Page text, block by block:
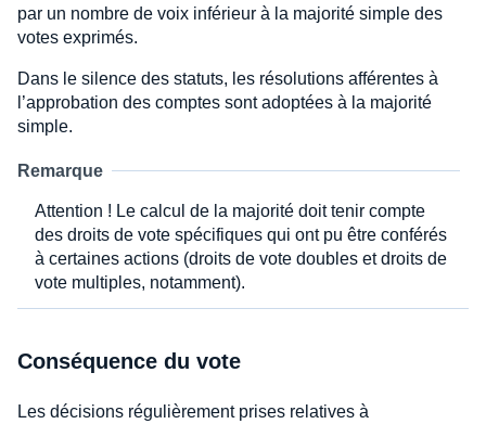
par un nombre de voix inférieur à la majorité simple des
votes exprimés.
Dans le silence des statuts, les résolutions afférentes à
l’approbation des comptes sont adoptées à la majorité
simple.
Remarque
Attention ! Le calcul de la majorité doit tenir compte
des droits de vote spécifiques qui ont pu être conférés
à certaines actions (droits de vote doubles et droits de
vote multiples, notamment).
Conséquence du vote
Les décisions régulièrement prises relatives à